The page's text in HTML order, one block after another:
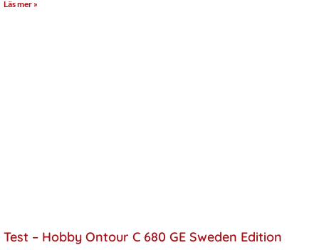
Läs mer »
Test – Hobby Ontour C 680 GE Sweden Edition